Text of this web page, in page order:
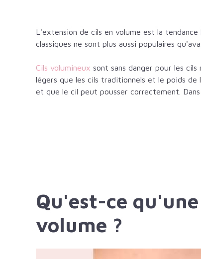
L'extension de cils en volume est la
classiques ne sont plus aussi populaires
Cils volumineux sont sans danger pour les
légers que les cils traditionnels et le poids
et que le cil peut pousser correctement.
Qu'est-ce
volume ?